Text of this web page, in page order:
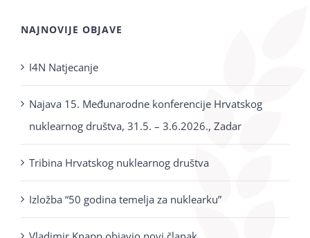
NAJNOVIJE OBJAVE
I4N Natjecanje
Najava 15. Međunarodne konferencije Hrvatskog
nuklearnog društva, 31.5. – 3.6.2026., Zadar
Tribina Hrvatskog nuklearnog društva
Izložba “50 godina temelja za nuklearku”